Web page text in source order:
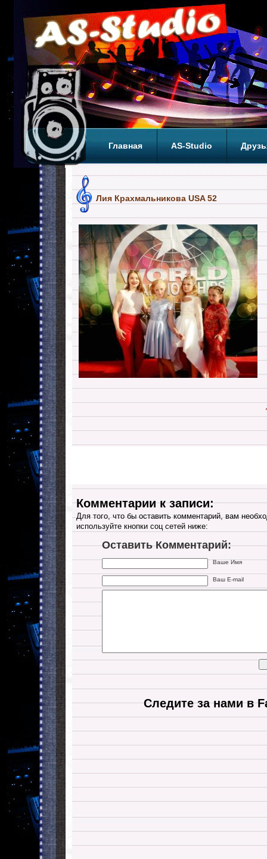
Главная AS-Studio
Лия Крахмальникова USA 52
Комментарии к записи:
Для того, что бы оставить комментарий, вам
используйте кнопки соц сетей ниже:
Оставить Комментарий:
Ваше Имя
Ваш E-mail
Следите за нами в